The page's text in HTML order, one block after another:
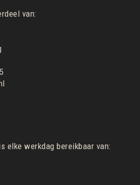
van:
elke werkdag bereikbaar van: